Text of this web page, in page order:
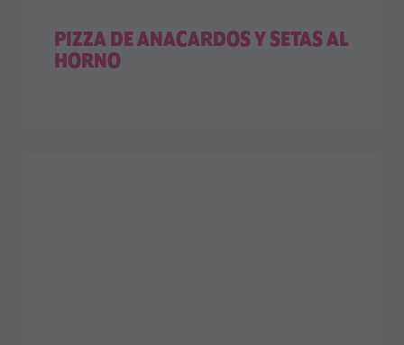
PIZZA DE ANACARDOS Y SETAS AL
HORNO